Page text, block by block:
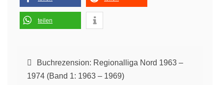
teilen
Beitragsnavigation
Buchrezension: Regionalliga Nord 1963 –
1974 (Band 1: 1963 – 1969)